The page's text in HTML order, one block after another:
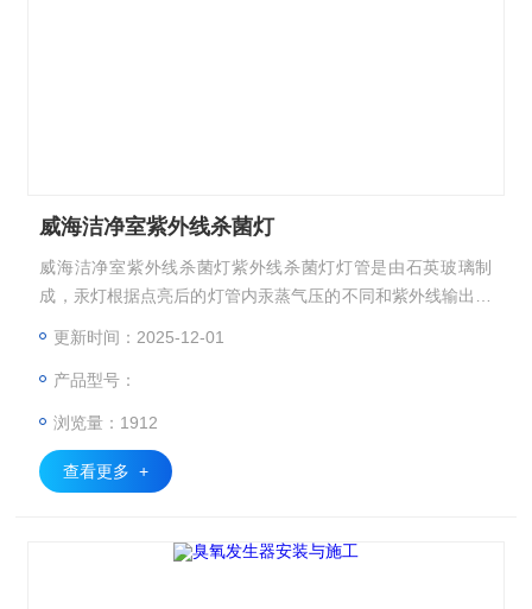
威海洁净室紫外线杀菌灯
威海洁净室紫外线杀菌灯紫外线杀菌灯灯管是由石英玻璃制
成，汞灯根据点亮后的灯管内汞蒸气压的不同和紫外线输出强
更新时间：2025-12-01
产品型号：
浏览量：1912
查看更多 +